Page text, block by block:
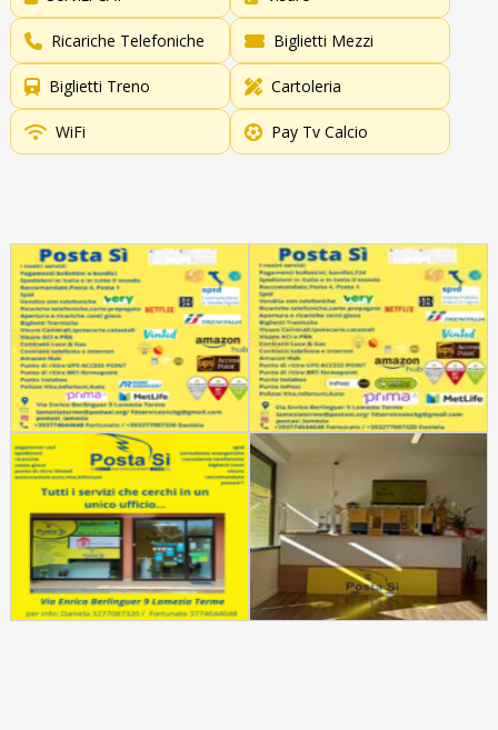
Ricariche Telefoniche Biglietti Mezzi
Biglietti Treno Cartoleria
WiFi Pay Tv Calcio